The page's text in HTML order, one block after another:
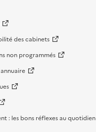
des cabinets
non programmés
: les bons réflexes au quotidien